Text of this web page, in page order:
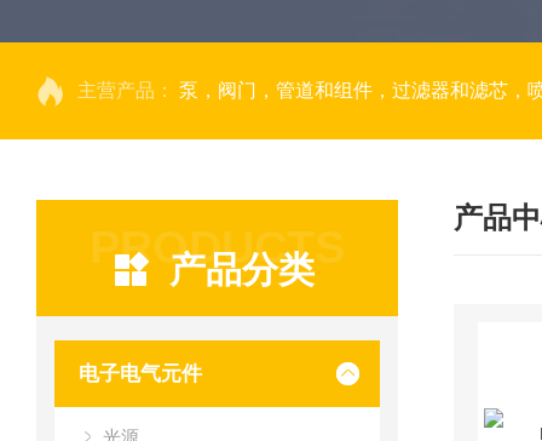
主营产品： 泵，阀门，管道和组件，过滤器和滤芯，
PRODUCTS
产品分类
电子电气元件
光源
产品